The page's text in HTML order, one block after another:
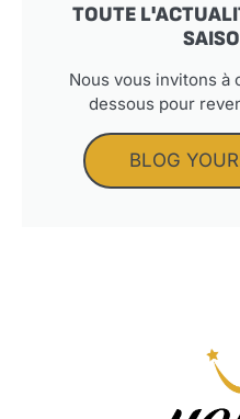
TOUTE
Nous vous invitons
dessous pour
BLOG